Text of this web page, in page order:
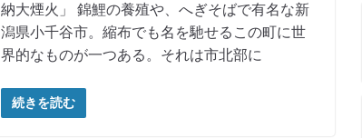
納大煙火」 錦鯉の養殖や、へぎそばで有名な新
潟県小千谷市。縮布でも名を馳せるこの町に世
界的なものが一つある。それは市北部に
続きを読む